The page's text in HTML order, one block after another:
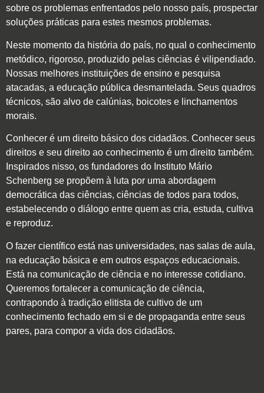
sobre os problemas enfrentados pelo nosso país, prospectar
soluções práticas para estes mesmos problemas.
Neste momento da história do país, no qual o conhecimento
metódico, rigoroso, produzido pelas ciências é vilipendiado.
Nossas melhores instituições de ensino e pesquisa
atacadas, a educação pública desmantelada. Seus quadros
técnicos, são alvo de calúnias, boicotes e linchamentos
morais.
Conhecer é um direito básico dos cidadãos. Conhecer seus
direitos e seu direito ao conhecimento é um direito também.
Inspirados nisso, os fundadores do Instituto Mário
Schenberg se propõem à luta por uma abordagem
democrática das ciências, ciências de todos para todos,
estabelecendo o diálogo entre quem as cria, estuda, cultiva
e reproduz.
O fazer científico está nas universidades, nas salas de aula,
na educação básica e em outros espaços educacionais.
Está na comunicação de ciência e no interesse cotidiano.
Queremos fortalecer a comunicação de ciência,
contrapondo à tradição elitista de cultivo de um
conhecimento fechado em si e de propaganda entre seus
pares, para compor a vida dos cidadãos.